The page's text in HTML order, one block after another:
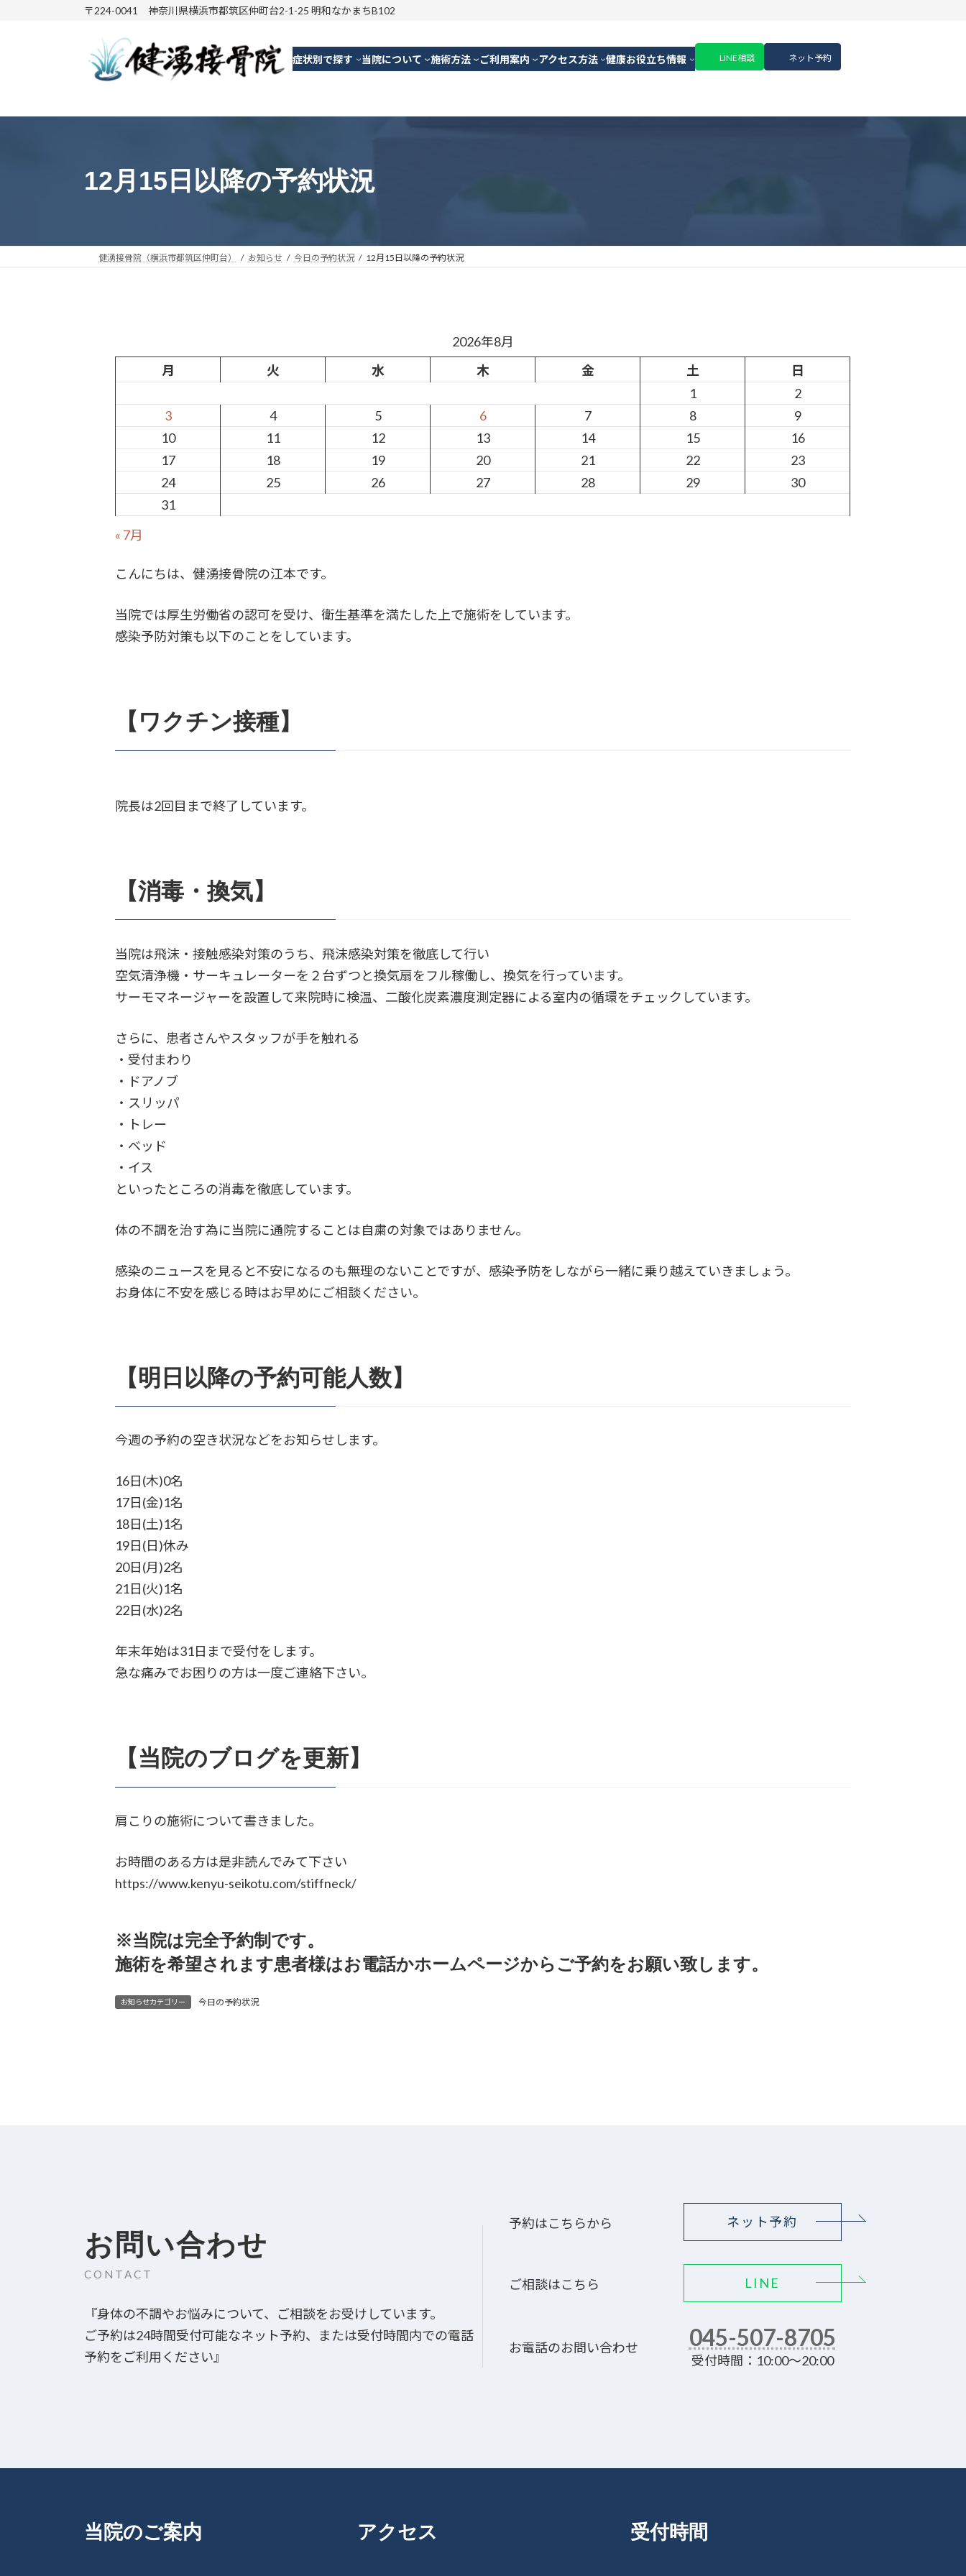
ス
ン
〒224-0041 神奈川県横浜市都筑区仲町台2-1-25 明和なかまちB102
症状別で探す 当院について 施術方法 ご利用案内 アクセス方法 健康お役立ち情報 LINE相談 ネット予約
12月15日以降の予約状況
健湧接骨院（横浜市都筑区仲町台） お知らせ 今日の予約状況 12月15日以降の予約状況
2026年8月
月
火 水 木 金 土
日
1
2
3
4 5 6 7 8
9
10
11 12 13 14 15
16
17
18 19 20 21 22
23
24
25 26 27 28 29
30
31
« 7月
こんにちは、健湧接骨院の江本です。
当院では厚生労働省の認可を受け、衛生基準を満たした上で施術をしています。
感染予防対策も以下のことをしています。
【ワクチン接種】
院長は2回目まで終了しています。
【消毒・換気】
当院は飛沫・接触感染対策のうち、飛沫感染対策を徹底して行い
空気清浄機・サーキュレーターを２台ずつと換気扇をフル稼働し、換気を行っています。
サーモマネージャーを設置して来院時に検温、二酸化炭素濃度測定器による室内の循環をチェックしています。
さらに、患者さんやスタッフが手を触れる
・受付まわり
・ドアノブ
・スリッパ
・トレー
・ベッド
・イス
といったところの消毒を徹底しています。
体の不調を治す為に当院に通院することは自粛の対象ではありません。
感染のニュースを見ると不安になるのも無理のないことですが、感染予防をしながら一緒に乗り越えていきましょう。
お身体に不安を感じる時はお早めにご相談ください。
【明日以降の予約可能人数】
今週の予約の空き状況などをお知らせします。
16日(木)0名
17日(金)1名
18日(土)1名
19日(日)休み
20日(月)2名
21日(火)1名
22日(水)2名
年末年始は31日まで受付をします。
急な痛みでお困りの方は一度ご連絡下さい。
【当院のブログを更新】
肩こりの施術について書きました。
お時間のある方は是非読んでみて下さい
https://www.kenyu-seikotu.com/stiffneck/
※当院は完全予約制です。
施術を希望されます患者様はお電話かホームページからご予約をお願い致します。
お知らせカテゴリー 今日の予約状況
お問い合わせ
CONTACT
『身体の不調やお悩みについて、ご相談をお受けしています。
ご予約は24時間受付可能なネット予約、または受付時間内での電話
予約をご利用ください』
予約はこちらから ネット予約
ご相談はこちら LINE
お電話のお問い合わせ 045-507-8705
受付時間：10:00～20:00
当院のご案内 アクセス 受付時間